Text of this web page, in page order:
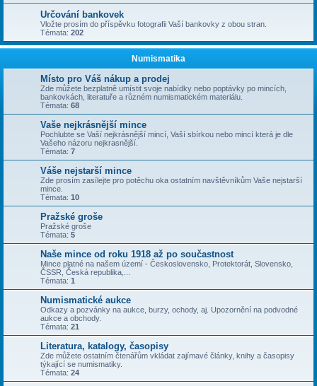
Určování bankovek
Vložte prosím do příspěvku fotografii Vaší bankovky z obou stran.
Témata: 202
Numismatika
Místo pro Váš nákup a prodej
Zde můžete bezplatně umístit svoje nabídky nebo poptávky po mincích,
bankovkách, literatuře a různém numismatickém materiálu.
Témata: 68
Vaše nejkrásnější mince
Pochlubte se Vaší nejkrásnější mincí, Vaší sbírkou nebo mincí která je dle
Vašeho názoru nejkrasnější.
Témata: 7
Váše nejstarší mince
Zde prosím zasílejte pro potěchu oka ostatním navštěvníkům Vaše nejstarší
mince.
Témata: 10
Pražské groše
Pražské groše
Témata: 5
Naše mince od roku 1918 až po součastnost
Mince platné na našem území - Československo, Protektorát, Slovensko,
ČSSR, Česká republika,...
Témata: 1
Numismatické aukce
Odkazy a pozvánky na aukce, burzy, ochody, aj. Upozornění na podvodné
aukce a obchody.
Témata: 21
Literatura, katalogy, časopisy
Zde můžete ostatním čtenářům vkládat zajímavé články, knihy a časopisy
týkající se numismatiky.
Témata: 24